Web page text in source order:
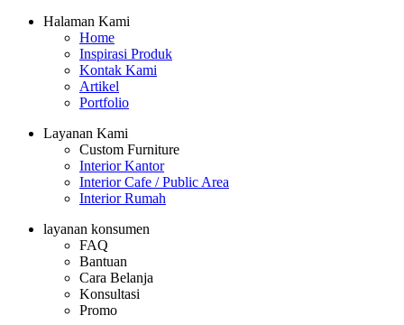
Halaman Kami
Home
Inspirasi Produk
Kontak Kami
Artikel
Portfolio
Layanan Kami
Custom Furniture
Interior Kantor
Interior Cafe / Public Area
Interior Rumah
layanan konsumen
FAQ
Bantuan
Cara Belanja
Konsultasi
Promo